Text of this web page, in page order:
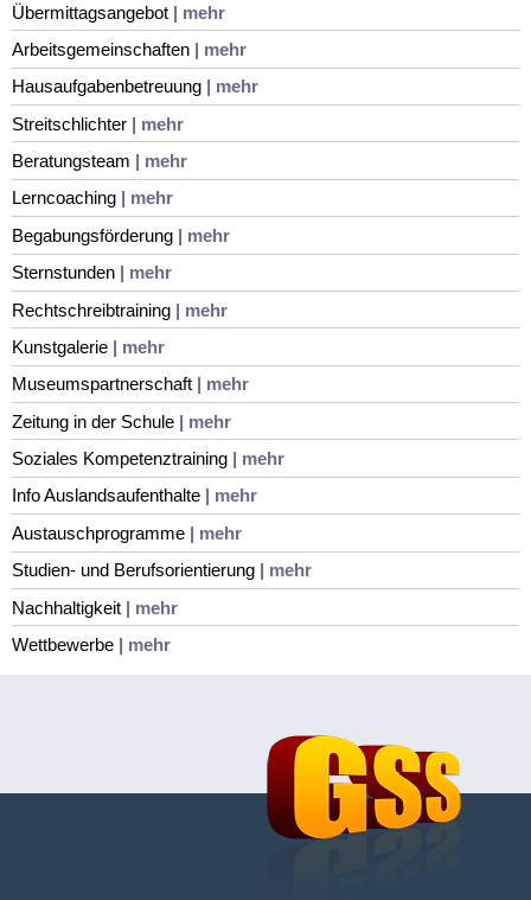
Übermittagsangebot | mehr
Arbeitsgemeinschaften | mehr
Hausaufgabenbetreuung | mehr
Streitschlichter | mehr
Beratungsteam | mehr
Lerncoaching | mehr
Begabungsförderung | mehr
Sternstunden | mehr
Rechtschreibtraining | mehr
Kunstgalerie | mehr
Museumspartnerschaft | mehr
Zeitung in der Schule | mehr
Soziales Kompetenztraining | mehr
Info Auslandsaufenthalte | mehr
Austauschprogramme | mehr
Studien- und Berufsorientierung | mehr
Nachhaltigkeit | mehr
Wettbewerbe | mehr